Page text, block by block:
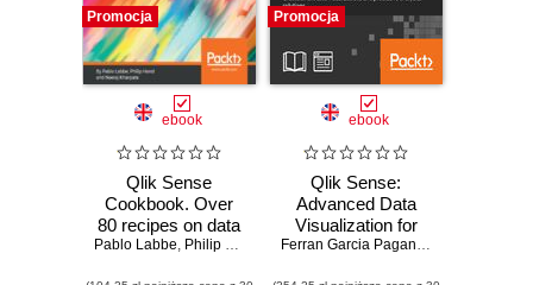
Promocja
ebook
Qlik Sense
Cookbook. Over
80 recipes on data
analytics to solve
Pablo Labbe, Philip Hand Neeraj Kharpate
Promocja
ebook
Qlik Sense:
Advanced Data
Visualization for
Your Organization.
Ferran Garcia Pagans
,